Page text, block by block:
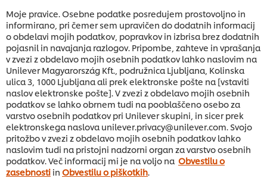
Moje pravice. Osebne podatke posredujem prostovoljno in
informirano, pri čemer sem upravičen do dodatnih informacij
o obdelavi mojih podatkov, popravkov in izbrisa brez dodatnih
pojasnil in navajanja razlogov. Pripombe, zahteve in vprašanja
v zvezi z obdelavo mojih osebnih podatkov lahko naslovim na
Unilever Magyarország Kft., podružnica Ljubljana, Kolinska
ulica 3, 1000 Ljubljana ali prek elektronske pošte na [vstaviti
naslov elektronske pošte]. V zvezi z obdelavo mojih osebnih
podatkov se lahko obrnem tudi na pooblaščeno osebo za
varstvo osebnih podatkov pri Unilever skupini, in sicer prek
elektronskega naslova unilever.privacy@unilever.com. Svojo
pritožbo v zvezi z obdelavo mojih osebnih podatkov lahko
naslovim tudi na pristojni nadzorni organ za varstvo osebnih
podatkov. Več informacij mi je na voljo na Obvestilu o
zasebnosti in Obvestilu o piškotkih